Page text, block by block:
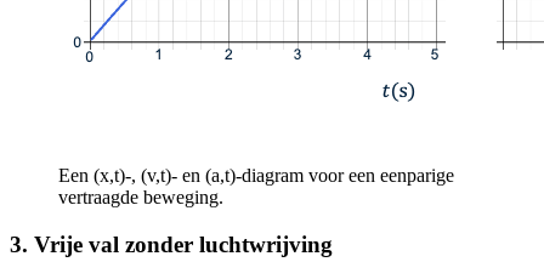
Een (x,t)-, (v,t)- en (a,t)-diagram voor een eenparige
vertraagde beweging.
3. Vrije val zonder luchtwrijving